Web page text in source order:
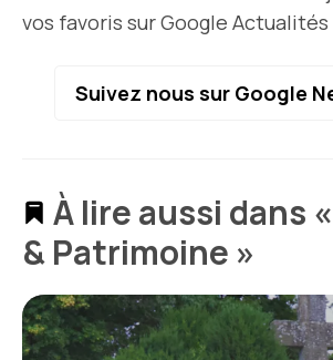
vos favoris sur Google Actualités
Suivez nous sur Google
À lire aussi dans
& Patrimoine »